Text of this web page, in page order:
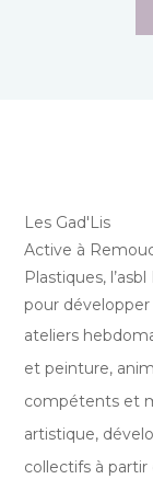
Les Gad'Lis
Active à
Plastiques,
pour
ateliers
et peinture,
compétents et
artistique,
collectifs à